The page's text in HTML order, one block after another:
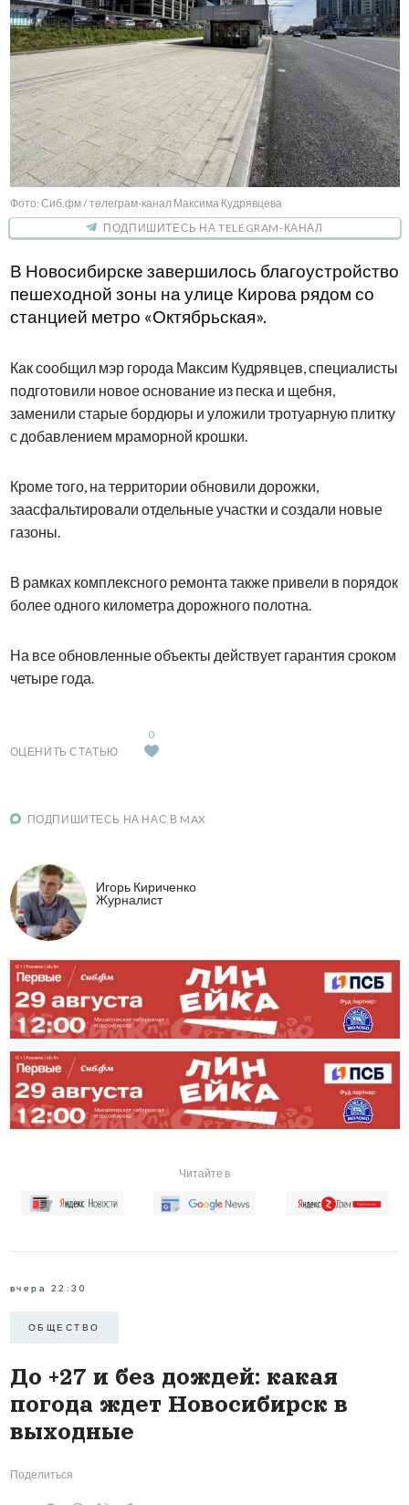
Фото: Сиб.фм / телеграм-канал Максима Кудрявцева
ПОДПИШИТЕСЬ НА TELEGRAM-КАНАЛ
В Новосибирске завершилось благоустройство
пешеходной зоны на улице Кирова рядом со
станцией метро «Октябрьская».
Как сообщил мэр города Максим Кудрявцев, специалисты
подготовили новое основание из песка и щебня,
заменили старые бордюры и уложили тротуарную плитку
с добавлением мраморной крошки.
Кроме того, на территории обновили дорожки,
заасфальтировали отдельные участки и создали новые
газоны.
В рамках комплексного ремонта также привели в порядок
более одного километра дорожного полотна.
На все обновленные объекты действует гарантия сроком
четыре года.
ОЦЕНИТЬ СТАТЬЮ
0
ПОДПИШИТЕСЬ НА НАС В MAX
Игорь Кириченко
Журналист
Читайте в
вчера 22:30
ОБЩЕСТВО
До +27 и без дождей: какая
погода ждет Новосибирск в
выходные
Поделиться